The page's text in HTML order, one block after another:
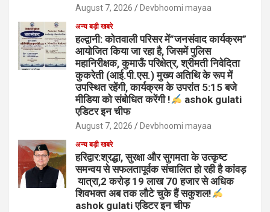
August 7, 2026 Devbhoomi mayaa
अन्य बड़ी खबरे
हल्द्वानी: कोतवाली परिसर में”जनसंवाद कार्यक्रम”
आयोजित किया जा रहा है, जिसमें पुलिस
महानिरीक्षक, कुमाऊँ परिक्षेत्र, श्रीमती निवेदिता
कुकरेती (आई.पी.एस.) मुख्य अतिथि के रूप में
उपस्थित रहेंगी, कार्यक्रम के उपरांत 5:15 बजे
मीडिया को संबोधित करेंगी !
ashok gulati
एडिटर इन चीफ
August 7, 2026 Devbhoomi mayaa
अन्य बड़ी खबरे
हरिद्वार:श्रद्धा, सुरक्षा और सुगमता के उत्कृष्ट
समन्वय से सफलतापूर्वक संचालित हो रही है कांवड़
यात्रा,2 करोड़ 19 लाख 70 हजार से अधिक
शिवभक्त अब तक लौटे चुके हैं सकुशल!
ashok gulati एडिटर इन चीफ